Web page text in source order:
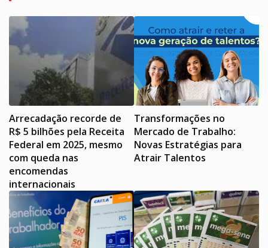
Arrecadação recorde de
R$ 5 bilhões pela Receita
Federal em 2025, mesmo
com queda nas
encomendas
internacionais
Transformações no
Mercado de Trabalho:
Novas Estratégias para
Atrair Talentos